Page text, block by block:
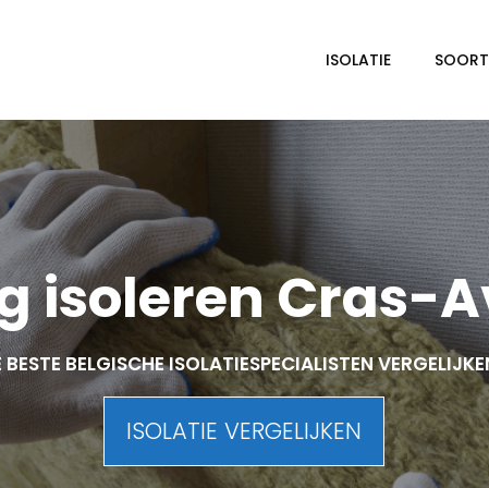
ISOLATIE
isoleren Cras-
BESTE BELGISCHE ISOLATIESPECIALISTEN
ISOLATIE VERGELIJKEN